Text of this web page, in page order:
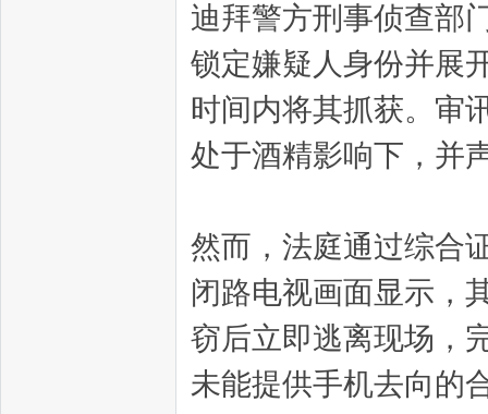
迪拜警方刑事侦查部
锁定嫌疑人身份并展
时间内将其抓获。审
处于酒精影响下，并
然而，法庭通过综合
闭路电视画面显示，
窃后立即逃离现场，
未能提供手机去向的